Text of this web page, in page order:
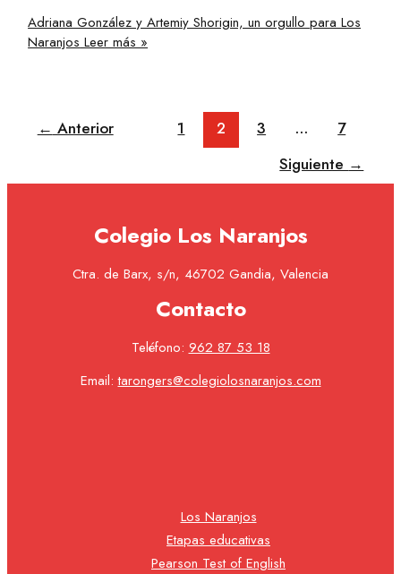
Adriana González y Artemiy Shorigin, un orgullo para Los
Naranjos Leer más »
← Anterior 1 2 3 …
7
Siguiente →
Colegio Los Naranjos
Ctra. de Barx, s/n, 46702 Gandia, Valencia
Contacto
Teléfono: 962 87 53 18
Email:tarongers@colegiolosnaranjos.com
Los Naranjos
Etapas educativas
Pearson Test of English